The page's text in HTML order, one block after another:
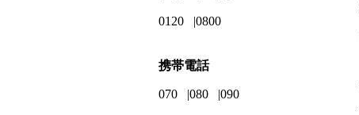
0120 0800
携帯電話
070 080 090